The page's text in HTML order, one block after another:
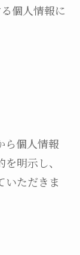
個人情報に
ら個人情報
明示し、
いただきま